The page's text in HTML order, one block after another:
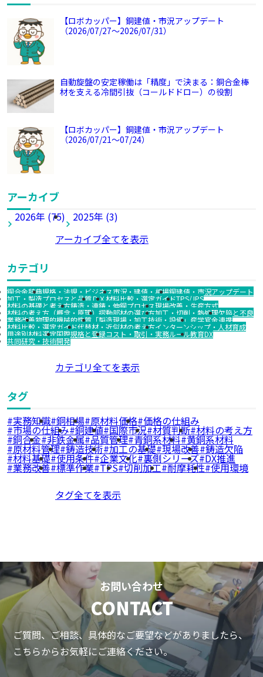
【ロボカッパー】銅建値・市況アップデート
（2026/07/27～2026/07/31）
自動旋盤の安定稼働は「精度」で決まる：銅合金棒
材を支える冷間引抜（コールドドロー）の役割
【ロボカッパー】銅建値・市況アップデート
（2026/07/21～07/24）
アーカイブ
2026年 (75)
2025年 (3)
アーカイブ全てを表示
カテゴリ
銅合金辞典規格・法規・ビジネス市況・建値・相場銅建値・市況アップデート
加工・製造プロセスと品質ＤＸ材料比較・選定ガイドTPS/JPS
材料の基礎と考え方鋳造・連鋳・伸銅プロセス現場改善・生産方式
材料の考え方（概念・原理） 摺動部材の選び方加工・切削・熱処理欠陥と不良
業務改善物理的機械的性質 「製造現場・加工技術・設備」 産学官金連携
材料比較・選定ガイド代替材・近似材の考え方インターンシップ・人材育成
用途別材料選定国際規格と登録コスト・取引・実務ルール教育DX
共同研究・技術開発
カテゴリ全てを表示
タグ
実務知識 銅相場 原材料価格 価格の仕組み
市場の仕組み 銅建値 国際市況 材質判断 材料の考え方
銅合金 非鉄金属 品質管理 青銅系材料 黄銅系材料
原材料管理 鋳造技術 加工の基礎 現場改善 鋳造欠陥
材料基礎 使用条件 企業文化 裏側シリーズ DX推進
業務改善 標準作業 TPS 切削加工 耐摩耗性 使用環境
タグ全てを表示
お問い合わせ
CONTACT
ご質問、ご相談、具体的なご要望などがありましたら、
こちらからお気軽にご連絡ください。